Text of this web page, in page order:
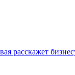
расскажет